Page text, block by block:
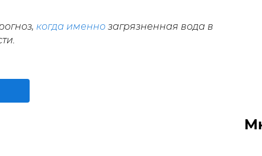
когда именнозагрязненная вода в